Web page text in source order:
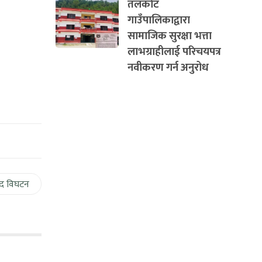
विघटन
तलकोट
गाउँपालिकाद्वारा
सामाजिक सुरक्षा भत्ता
लाभग्राहीलाई परिचयपत्र
नवीकरण गर्न अनुरोध